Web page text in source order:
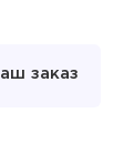
заказ